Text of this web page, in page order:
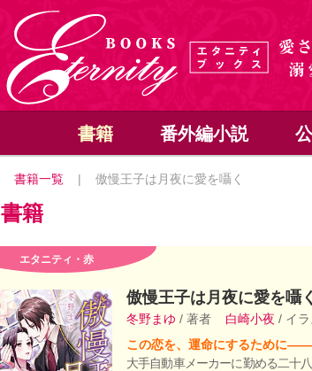
書籍 番外編小説
書籍一覧 | 傲慢王子は月夜に愛を囁く
書籍
エタニティ・赤
傲慢王子は月夜に愛を囁く
冬野まゆ / 著者 白崎小夜 / イラ
この恋を、運命にするために――
大手自動車メーカーに勤める二十